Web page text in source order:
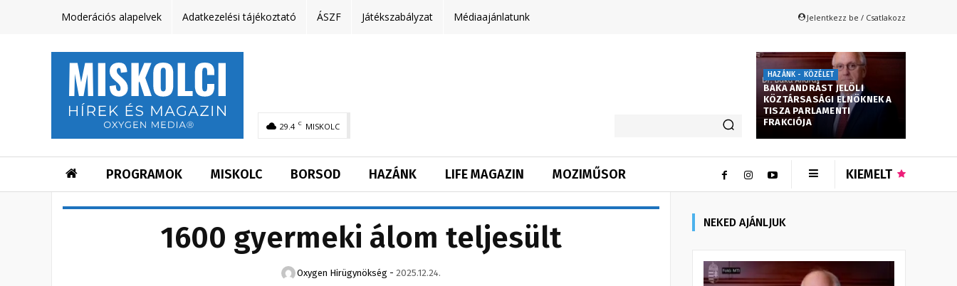
Moderációs alapelvek Adatkezelési tájékoztató ÁSZF Játékszabályzat Médiaajánlatunk Jelentkezz be / Csatlakozz
29.4 C MISKOLC
HAZÁNK - KÖZÉLET
BAKA ANDRÁST JELÖLI
KÖZTÁRSASÁGI ELNÖKNEK A
TISZA PARLAMENTI
FRAKCIÓJA
PROGRAMOK MISKOLC BORSOD HAZÁNK LIFE MAGAZIN MOZIMŰSOR KIEMELT
1600 gyermeki álom teljesült
Oxygen Hirügynökség - 2025.12.24.
NEKED AJÁNLJUK